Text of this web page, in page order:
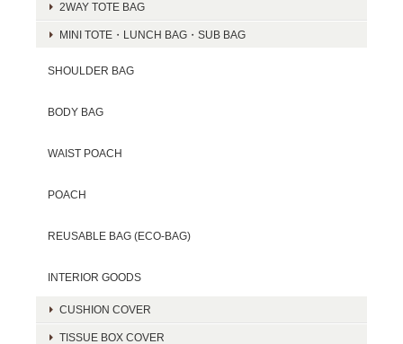
2WAY TOTE BAG
MINI TOTE・LUNCH BAG・SUB BAG
SHOULDER BAG
BODY BAG
WAIST POACH
POACH
REUSABLE BAG (ECO-BAG)
INTERIOR GOODS
CUSHION COVER
TISSUE BOX COVER